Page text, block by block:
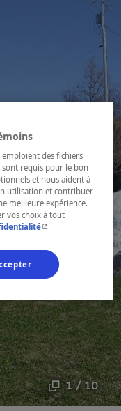
1 / 10
emploient des fichiers
sont requis pour le bon
et nous aident à
utilisation et contribuer
meilleure expérience.
vos choix à tout
- Cet hyperlien